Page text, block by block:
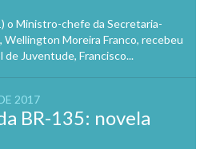
o Ministro-chefe da Secretaria-
Wellington Moreira Franco, recebeu
de Juventude, Francisco...
2017
BR-135: novela